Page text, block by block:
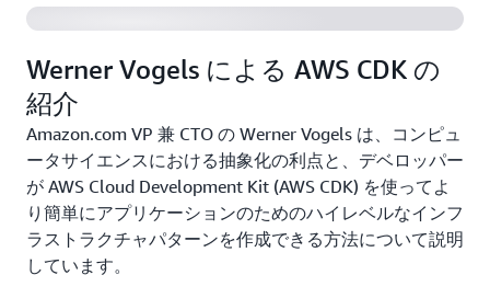
Werner Vogels による AWS CDK の
紹介
Amazon.com VP 兼 CTO の Werner Vogels は、コンピュ
ータサイエンスにおける抽象化の利点と、デベロッパー
が AWS Cloud Development Kit (AWS CDK) を使ってよ
り簡単にアプリケーションのためのハイレベルなインフ
ラストラクチャパターンを作成できる方法について説明
しています。